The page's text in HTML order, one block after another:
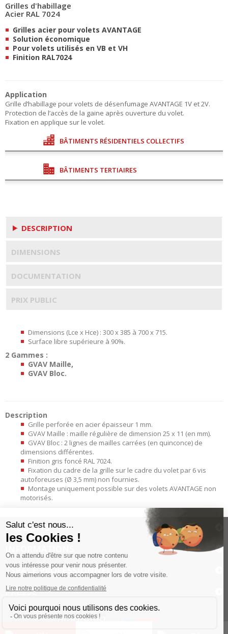
Grilles d'habillage
Acier RAL 7024
Grilles acier pour volets AVANTAGE
Solution économique
Pour volets utilisés en VB et VH
Finition RAL7024
Application
Grille d’habillage pour volets de désenfumage AVANTAGE 1V et 2V.
Protection de l’accès de la gaine après ouverture du volet.
Fixation en applique sur le volet.
BÂTIMENTS RÉSIDENTIELS COLLECTIFS
BÂTIMENTS TERTIAIRES
DESCRIPTION
DIMENSIONS
DOCUMENTATION
PRIX PUBLIC
Dimensions (Lce x Hce) : 300 x 385 à 700 x 715.
Surface libre supérieure à 90%.
2 Gammes :
GVAV Maille,
GVAV Bloc.
Description
Grille perforée en acier épaisseur 1 mm.
GVAV Maille : maille régulière de dimension 25 x 11 (en mm).
GVAV Bloc : 2 lignes de mailles carrées (en quinconce) de
dimensions différentes.
Finition gris foncé RAL 7024.
Fixation du cadre de la grille sur le cadre du volet par 6 vis
autoforeuses (Ø 3,5 mm) non fournies.
Montage uniquement possible sur des volets AVANTAGE non
motorisés.
PRODUITS
ESPACE PROFESSIONNEL
PRESSE